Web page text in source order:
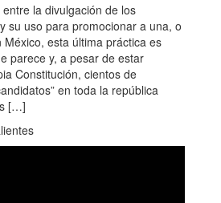
la divulgación de los
su uso para promocionar a una, o
esta última práctica es
parece y, a pesar de estar
Constitución, cientos de
en toda la república
[…]